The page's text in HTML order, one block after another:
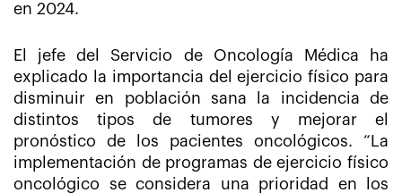
en 2024.
El jefe del Servicio de Oncología Médica ha
explicado la importancia del ejercicio físico para
disminuir en población sana la incidencia de
distintos tipos de tumores y mejorar el
pronóstico de los pacientes oncológicos. “La
implementación de programas de ejercicio físico
oncológico se considera una prioridad en los